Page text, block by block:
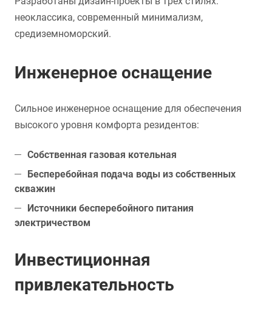
неоклассика, современный минимализм,
средиземноморский.
Инженерное оснащение
Сильное инженерное оснащение для обеспечения
высокого уровня комфорта резидентов:
Собственная газовая котельная
Бесперебойная подача воды из собственных
скважин
Источники бесперебойного питания
электричеством
Инвестиционная
привлекательность